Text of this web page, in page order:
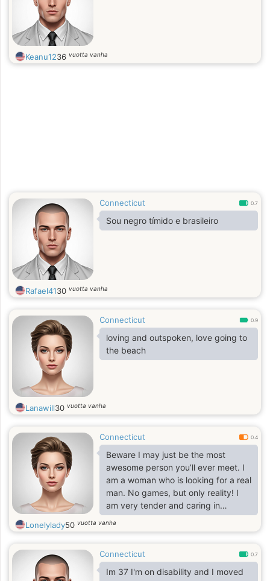
Keanu1236 vuotta vanha
Connecticut 0.7
Sou negro tímido e brasileiro
Rafael4130 vuotta vanha
Connecticut 0.9
loving and outspoken, love going to
the beach
Lanawill30 vuotta vanha
Connecticut 0.4
Beware I may just be the most
awesome person you’ll ever meet. I
am a woman who is looking for a real
man. No games, but only reality! I
am very tender and caring in
relationships, but I expect the same
from my beloved one. I have
believe that I will meet a good man
and I am sure that it will happen
Lonelylady50 vuotta vanha
Connecticut 0.7
Im 37 I'm on disability and I moved